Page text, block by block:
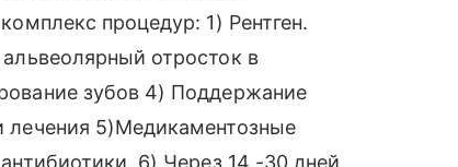
процедур: 1) Рентген.
отросток в
зубов 4) Поддержание
лечения 5)Медикаментозные
6) Через 14 -30 дней